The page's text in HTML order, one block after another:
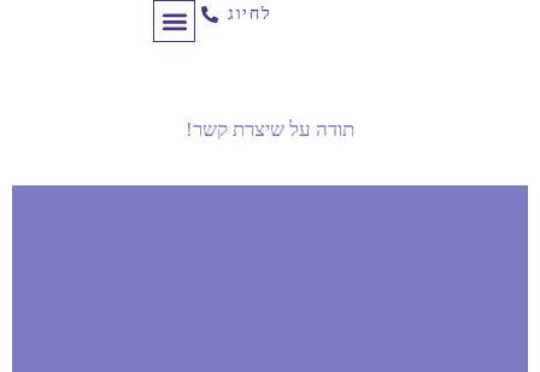
לחיוג
תודה על שיצרת קשר!